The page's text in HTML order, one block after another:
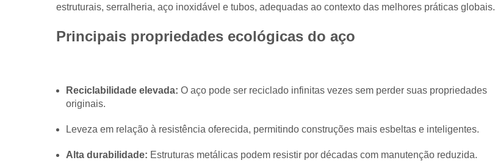
estruturais, serralheria, aço inoxidável e tubos, adequadas ao contexto das melhores práticas globais.
Principais propriedades ecológicas do aço
Reciclabilidade elevada: O aço pode ser reciclado infinitas vezes sem perder suas propriedades
originais.
Leveza em relação à resistência oferecida, permitindo construções mais esbeltas e inteligentes.
Alta durabilidade: Estruturas metálicas podem resistir por décadas com manutenção reduzida.